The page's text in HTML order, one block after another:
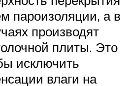
пароизоляции, а в
производят
плиты. Это
исключить
влаги на